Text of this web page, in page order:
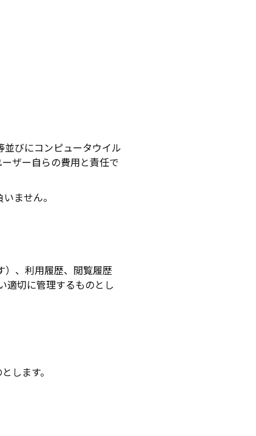
びにコンピュータウイル
ザー自らの費用と責任で
ません。
、利用履歴、閲覧履歴
適切に管理するものとし
します。